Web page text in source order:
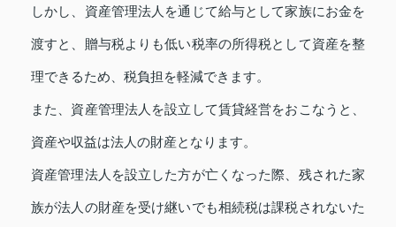
しかし、資産管理法人を通じて給与として家族にお金を
渡すと、贈与税よりも低い税率の所得税として資産を整
理できるため、税負担を軽減できます。
また、資産管理法人を設立して賃貸経営をおこなうと、
資産や収益は法人の財産となります。
資産管理法人を設立した方が亡くなった際、残された家
族が法人の財産を受け継いでも相続税は課税されないた